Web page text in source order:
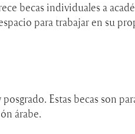
becas individuales a
para trabajar en su
Estas becas son
árabe.